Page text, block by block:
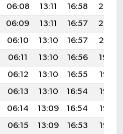
06:08 13:11 16:58
20:03
06:09 13:11 16:57
20:02
06:10 13:10 16:57
20:01
06:11 13:10 16:56
19:59
06:12 13:10 16:55
19:58
06:13 13:10 16:54
19:56
06:14 13:09 16:54
19:55
06:15 13:09 16:53
19:53